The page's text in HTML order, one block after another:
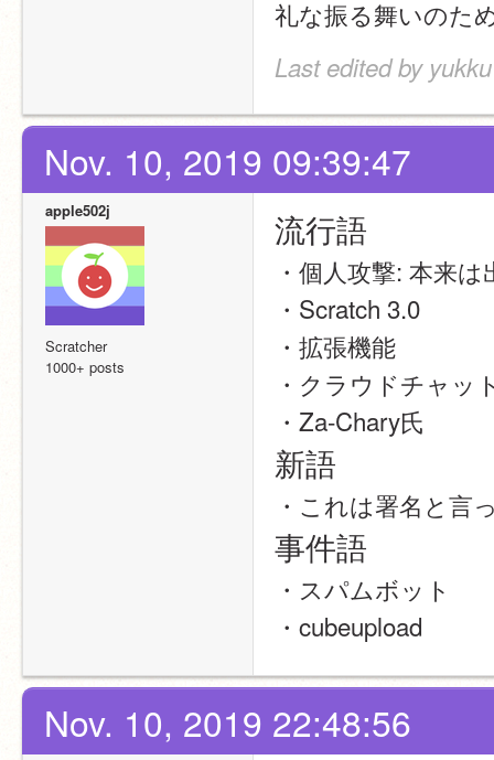
礼な振る舞いのた
Last edited by
Nov. 10, 2019 09:39:47
apple502j
Scratcher
1000+ posts
流行語
・個人攻撃: 本来
・Scratch 3.0
・拡張機能
・クラウドチャッ
・Za-Chary氏
新語
・これは署名と言
事件語
・スパムボット
・cubeupload
Nov. 10, 2019 22:48:56